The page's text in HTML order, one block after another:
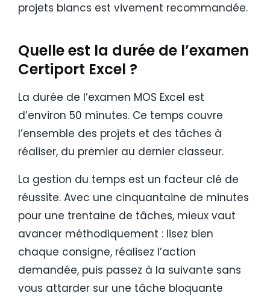
projets blancs est vivement recommandée.
Quelle est la durée de l’examen
Certiport Excel ?
La durée de l’examen MOS Excel est
d’environ 50 minutes. Ce temps couvre
l’ensemble des projets et des tâches à
réaliser, du premier au dernier classeur.
La gestion du temps est un facteur clé de
réussite. Avec une cinquantaine de minutes
pour une trentaine de tâches, mieux vaut
avancer méthodiquement : lisez bien
chaque consigne, réalisez l’action
demandée, puis passez à la suivante sans
vous attarder sur une tâche bloquante